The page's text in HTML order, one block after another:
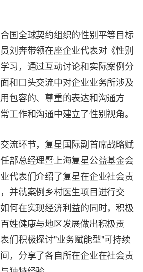
国全球契约组织的性别平等目标
刘奔带领在座企业代表对《性别
习，通过互动讨论和实际案例分
和口头交流中对企业业务所涉及
包容的、尊重的表达和沟通方
工作和沟通中建立了性别视角。
流环节，复星国际副首席战略赋
部总经理暨上海复星公益基金会
代表们介绍了复星在企业社会责
并就案例乡村医生项目进行交
何在实现经济利益的同时，积极
姓健康与地区发展做出积极贡
们积极探讨"业务赋能型"可持续
，分享了各自所在企业在社会责